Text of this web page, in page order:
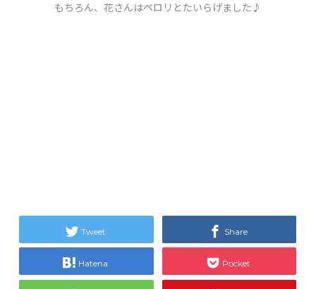
もちろん、花さんはペロリとたいらげました♪
Tweet Share
Hatena Pocket